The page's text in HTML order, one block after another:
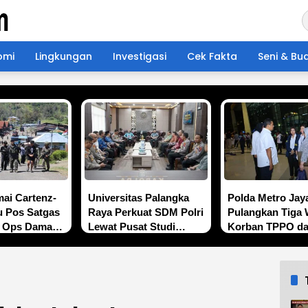
Lingkungan Investigasi Cek Fakta Seni &
Cartenz-
Pos Satgas
Damai
Universitas Palangka
Raya Perkuat SDM Polri
Lewat Pusat Studi
Polda Metro
Pulangkan Tiga
Korban TPPO